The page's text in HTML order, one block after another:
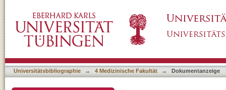
monkeys
Universitätsbibliographie → 4 Medizinische Fakultät → Dokumentanzeige